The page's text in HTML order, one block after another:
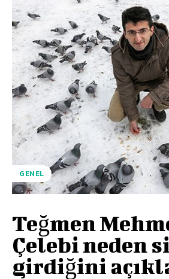
GENEL
Teğmen
Çelebi neden
girdiğini